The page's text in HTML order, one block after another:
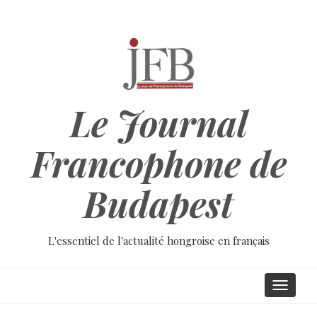
Le Journal
Francophone de
Budapest
L'essentiel de l'actualité hongroise en français
Toggle